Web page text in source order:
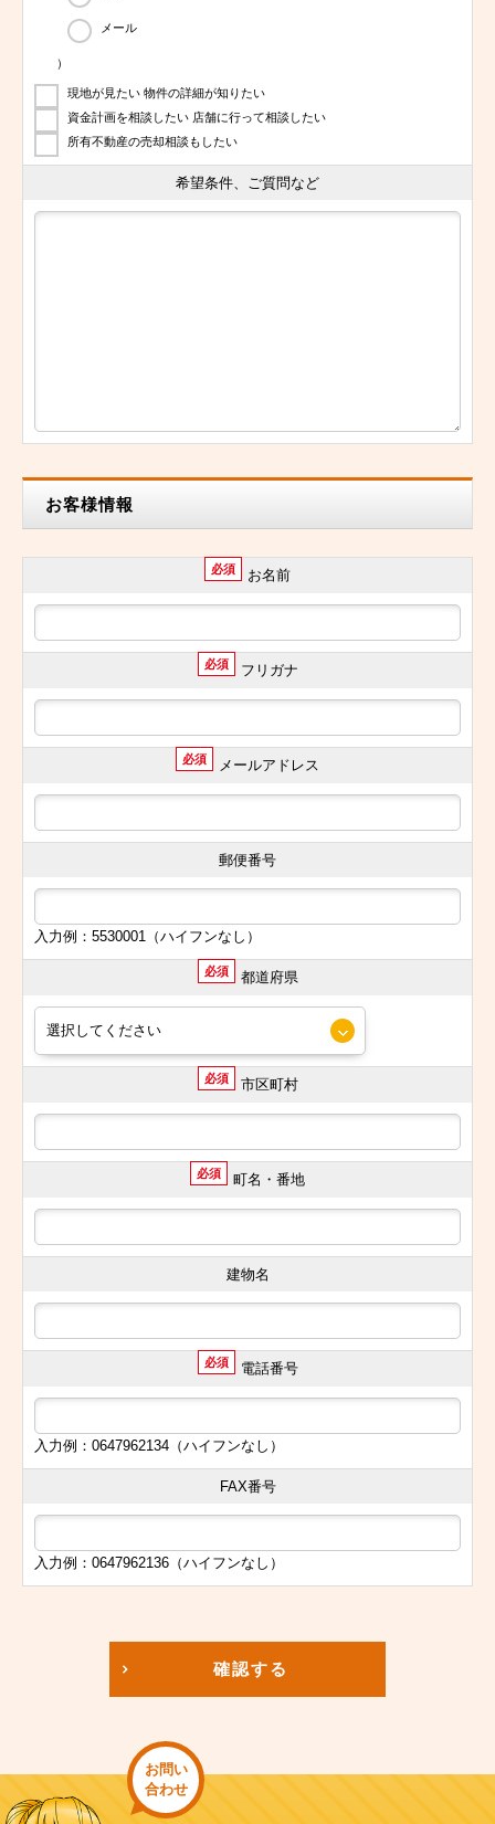
メール
）
現地が見たい 物件の詳細が知りたい
資金計画を相談したい 店舗に行って相談したい
所有不動産の売却相談もしたい
希望条件、ご質問など
お客様情報
必須 お名前
必須 フリガナ
必須 メールアドレス
郵便番号
入力例：5530001（ハイフンなし）
必須 都道府県
必須 市区町村
必須 町名・番地
建物名
必須 電話番号
入力例：0647962134（ハイフンなし）
FAX番号
入力例：0647962136（ハイフンなし）
確認する
お問い
合わせ